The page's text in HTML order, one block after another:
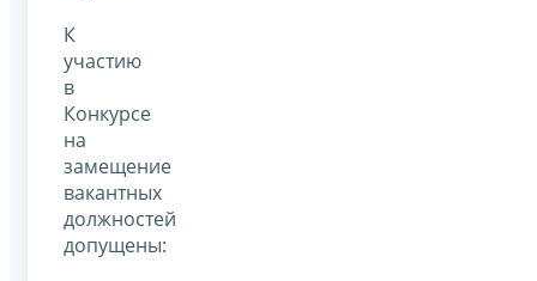
К
участию
в
Конкурсе
на
замещение
вакантных
должностей
допущены: